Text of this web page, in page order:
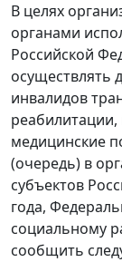
В целях
органами
Российской
осуществлять
инвалидов
медицинские
(очередь) в
субъектов
года,
социальному
сообщить